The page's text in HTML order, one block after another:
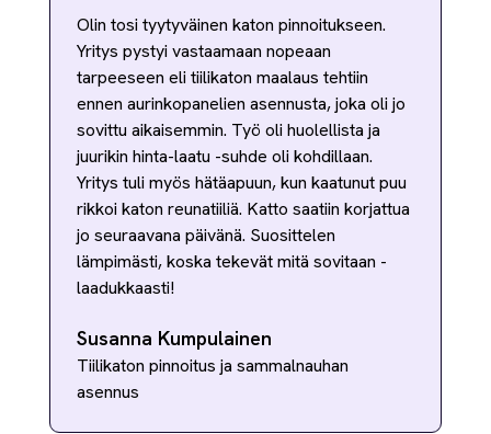
Olin tosi tyytyväinen katon pinnoitukseen.
Yritys pystyi vastaamaan nopeaan
tarpeeseen eli tiilikaton maalaus tehtiin
ennen aurinkopanelien asennusta, joka oli jo
sovittu aikaisemmin. Työ oli huolellista ja
juurikin hinta-laatu -suhde oli kohdillaan.
Yritys tuli myös hätäapuun, kun kaatunut puu
rikkoi katon reunatiiliä. Katto saatiin korjattua
jo seuraavana päivänä. Suosittelen
lämpimästi, koska tekevät mitä sovitaan -
laadukkaasti!
Susanna Kumpulainen
Tiilikaton pinnoitus ja sammalnauhan
asennus